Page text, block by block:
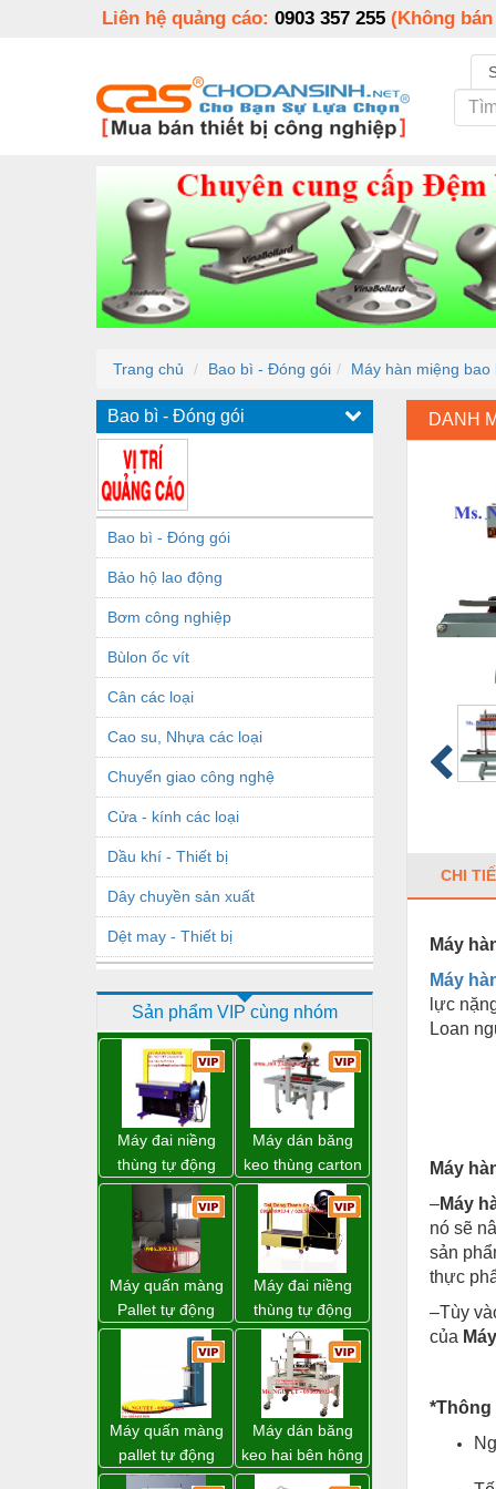
Liên hệ quảng cáo: 0903 357 255 (Không
Trang chủ Bao bì - Đóng gói Máy hàn miệng
Bao bì - Đóng gói
Bao bì - Đóng gói
Bảo hộ lao động
Bơm công nghiệp
Bùlon ốc vít
Cân các loại
Cao su, Nhựa các loại
Chuyển giao công nghệ
Cửa - kính các loại
Dầu khí - Thiết bị
Dây chuyền sản xuất
Dệt may - Thiết bị
Dịch vụ - Thi công
Điện công nghiệp
Điện gia dụng
Điện Lạnh
Đóng tàu Thiết bị
Đúc chính xác Thiết bị
Dụng cụ cầm tay
Dụng cụ cắt gọt
Dụng cụ điện
Dụng cụ đo
Gỗ - Trang thiết bị
Hàn cắt - Thiết bị
Sản phẩm VIP cùng nhóm
Máy đai niềng
thùng tự động
DBA-200 giá tốt
Máy dán băng
keo thùng carton
WP-5050RL
chính hãng
Máy quấn màng
Pallet tự động
WP-55 xuất xứ
Đài Loan
Máy đai niềng
thùng tự động
DBA-80A Đài
Loan giá rẻ
Máy quấn màng
pallet tự động
WP-55 chính
Máy dán băng
keo hai bên hông
thùng carton
DANH
CHI
Máy
Máy
lực
Loan
Máy
–Máy
nó sẽ
sản
thực
–Tùy
của
*Thông